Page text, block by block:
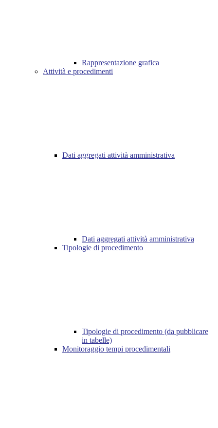
Rappresentazione grafica
Attività e procedimenti
Dati aggregati attività amministrativa
Dati aggregati attività amministrativa
Tipologie di procedimento
Tipologie di procedimento (da pubblicare
in tabelle)
Monitoraggio tempi procedimentali